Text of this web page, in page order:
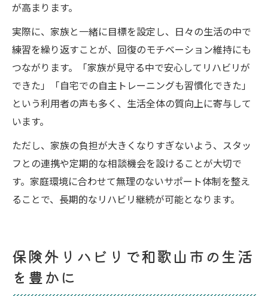
が高まります。
実際に、家族と一緒に目標を設定し、日々の生活の中で
練習を繰り返すことが、回復のモチベーション維持にも
つながります。「家族が見守る中で安心してリハビリが
できた」「自宅での自主トレーニングも習慣化できた」
という利用者の声も多く、生活全体の質向上に寄与して
います。
ただし、家族の負担が大きくなりすぎないよう、スタッ
フとの連携や定期的な相談機会を設けることが大切で
す。家庭環境に合わせて無理のないサポート体制を整え
ることで、長期的なリハビリ継続が可能となります。
保険外リハビリで和歌山市の生活
を豊かに